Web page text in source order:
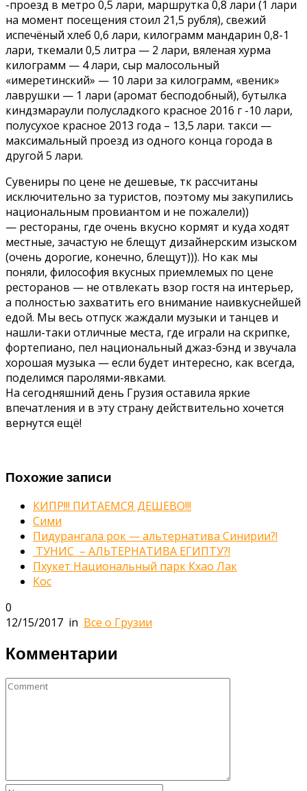
-проезд в метро 0,5 лари, маршрутка 0,8 лари (1 лари
на момент посещения стоил 21,5 рубля), свежий
испечёный хлеб 0,6 лари, килограмм мандарин 0,8-1
лари, ткемали 0,5 литра — 2 лари, вяленая хурма
килограмм — 4 лари, сыр малосольный
«имеретинский» — 10 лари за килограмм, «веник»
лаврушки — 1 лари (аромат бесподобный), бутылка
киндзмараули полусладкого красное 2016 г -10 лари,
полусухое красное 2013 года – 13,5 лари. такси —
максимальный проезд из одного конца города в
другой 5 лари.
Сувениры по цене не дешевые, тк рассчитаны
исключительно за туристов, поэтому мы закупились
национальным провиантом и не пожалели))
— рестораны, где очень вкусно кормят и куда ходят
местные, зачастую не блещут дизайнерским изыском
(очень дорогие, конечно, блещут))). Но как мы
поняли, философия вкусных приемлемых по цене
ресторанов — не отвлекать взор гостя на интерьер,
а полностью захватить его внимание наивкуснейшей
едой. Мы весь отпуск жаждали музыки и танцев и
нашли-таки отличные места, где играли на скрипке,
фортепиано, пел национальный джаз-бэнд и звучала
хорошая музыка — если будет интересно, как всегда,
поделимся паролями-явками.
На сегодняшний день Грузия оставила яркие
впечатления и в эту страну действительно хочется
вернутся ещё!
Похожие записи
КИПР!!! ПИТАЕМСЯ ДЕШЕВО!!!
Сими
Пидурангала рок — альтернатива Синирии?!
ТУНИС – АЛЬТЕРНАТИВА ЕГИПТУ?!
Пхукет Национальный парк Кхао Лак
Кос
0
12/15/2017 in Все о Грузии
Комментарии